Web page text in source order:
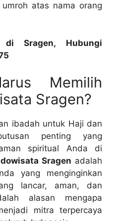
atas nama orang
di Sragen, Hubungi
Memilih
Sragen?
ibadah untuk Haji dan
penting yang
spiritual Anda di
Sragen adalah
yang menginginkan
lancar, aman, dan
alasan mengapa
mitra terpercaya